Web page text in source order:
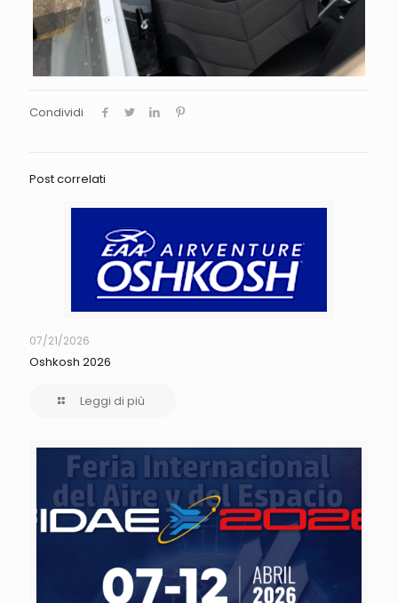
Condividi
Post correlati
07/21/2026
Oshkosh 2026
Leggi di più